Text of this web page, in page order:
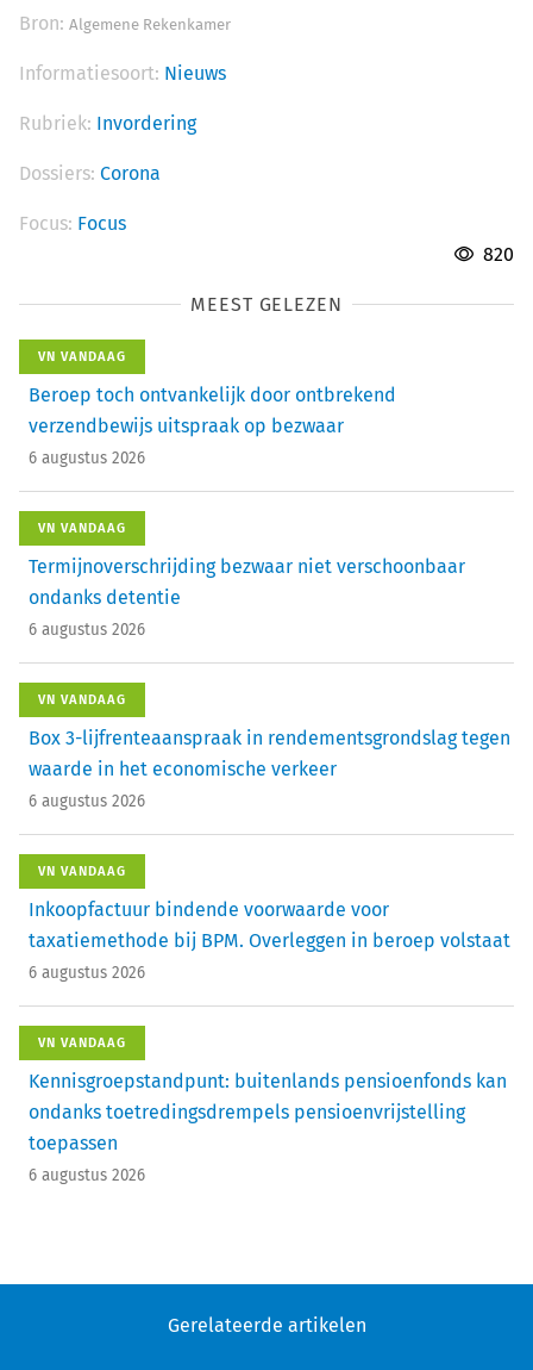
Bron: Algemene Rekenkamer
Informatiesoort: Nieuws
Rubriek: Invordering
Dossiers: Corona
Focus: Focus
820
MEEST GELEZEN
VN VANDAAG
Beroep toch ontvankelijk door ontbrekend
verzendbewijs uitspraak op bezwaar
6 augustus 2026
VN VANDAAG
Termijnoverschrijding bezwaar niet verschoonbaar
ondanks detentie
6 augustus 2026
VN VANDAAG
Box 3-lijfrenteaanspraak in rendementsgrondslag tegen
waarde in het economische verkeer
6 augustus 2026
VN VANDAAG
Inkoopfactuur bindende voorwaarde voor
taxatiemethode bij BPM. Overleggen in beroep volstaat
6 augustus 2026
VN VANDAAG
Kennisgroepstandpunt: buitenlands pensioenfonds kan
ondanks toetredingsdrempels pensioenvrijstelling
toepassen
6 augustus 2026
Gerelateerde artikelen